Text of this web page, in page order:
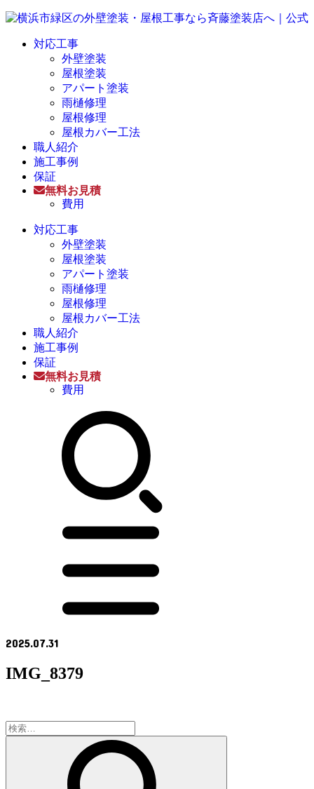
対応工事
外壁塗装
屋根塗装
アパート塗装
雨樋修理
屋根修理
屋根カバー工法
職人紹介
施工事例
保証
無料お見積
費用
対応工事
外壁塗装
屋根塗装
アパート塗装
雨樋修理
屋根修理
屋根カバー工法
職人紹介
施工事例
保証
無料お見積
費用
2025.07.31
IMG_8379
検
索: